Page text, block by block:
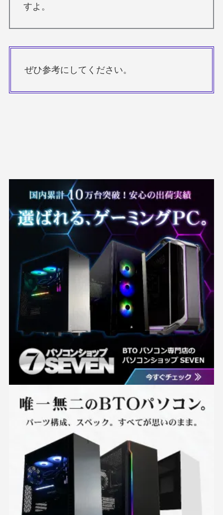
すよ。
ぜひ参考にしてください。